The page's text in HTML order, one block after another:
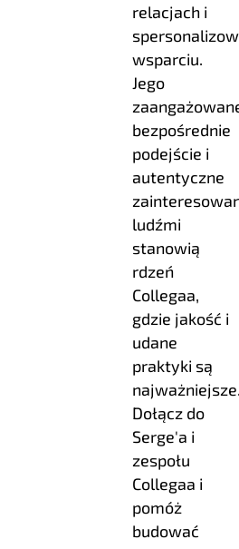
relacjach i
wsparciu.
Jego
bezpośrednie
podejście i
autentyczne
ludźmi
stanowią
rdzeń
Collegaa,
gdzie jakość i
udane
praktyki są
najważniejsze.
Dołącz do
Serge'a i
zespołu
Collegaa i
pomóż
budować